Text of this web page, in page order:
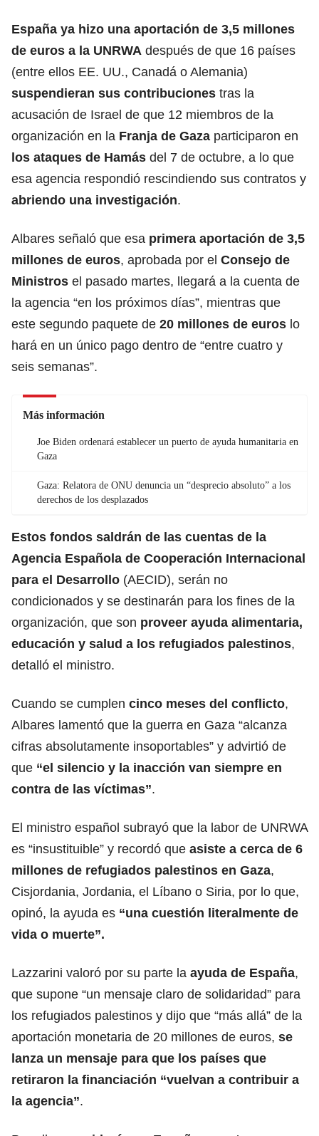
España ya hizo una aportación de 3,5 millones
de euros a la UNRWA después de que 16 países
(entre ellos EE. UU., Canadá o Alemania)
suspendieran sus contribuciones tras la
acusación de Israel de que 12 miembros de la
organización en la Franja de Gaza participaron en
los ataques de Hamás del 7 de octubre, a lo que
esa agencia respondió rescindiendo sus contratos y
abriendo una investigación.
Albares señaló que esa primera aportación de 3,5
millones de euros, aprobada por el Consejo de
Ministros el pasado martes, llegará a la cuenta de
la agencia “en los próximos días”, mientras que
este segundo paquete de 20 millones de euros lo
hará en un único pago dentro de “entre cuatro y
seis semanas”.
Más información
Joe Biden ordenará establecer un puerto de ayuda humanitaria en
Gaza
Gaza: Relatora de ONU denuncia un “desprecio absoluto” a los
derechos de los desplazados
Estos fondos saldrán de las cuentas de la
Agencia Española de Cooperación Internacional
para el Desarrollo (AECID), serán no
condicionados y se destinarán para los fines de la
organización, que son proveer ayuda alimentaria,
educación y salud a los refugiados palestinos,
detalló el ministro.
Cuando se cumplen cinco meses del conflicto,
Albares lamentó que la guerra en Gaza “alcanza
cifras absolutamente insoportables” y advirtió de
que “el silencio y la inacción van siempre en
contra de las víctimas”.
El ministro español subrayó que la labor de UNRWA
es “insustituible” y recordó que asiste a cerca de 6
millones de refugiados palestinos en Gaza,
Cisjordania, Jordania, el Líbano o Siria, por lo que,
opinó, la ayuda es “una cuestión literalmente de
vida o muerte”.
Lazzarini valoró por su parte la ayuda de España,
que supone “un mensaje claro de solidaridad” para
los refugiados palestinos y dijo que “más allá” de la
aportación monetaria de 20 millones de euros, se
lanza un mensaje para que los países que
retiraron la financiación “vuelvan a contribuir a
la agencia”.